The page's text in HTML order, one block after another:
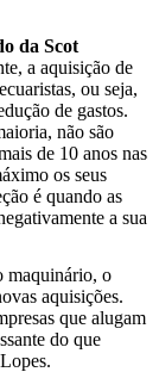
da Scot
a aquisição de
ou seja,
de gastos.
não são
de 10 anos nas
os seus
é quando as
a sua
maquinário, o
aquisições.
que alugam
do que